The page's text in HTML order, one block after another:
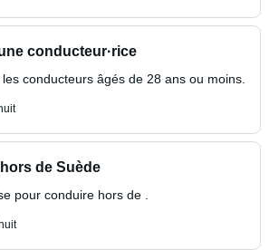
conducteur·rice
conducteurs âgés de 28 ans ou moins.
de Suède
pour conduire hors de .